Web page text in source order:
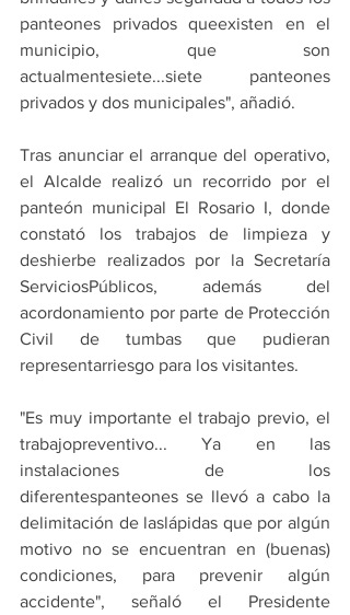
panteones privados queexisten en el
municipio, que son
actualmentesiete...siete panteones
privados y dos municipales", añadió.
Tras anunciar el arranque del operativo,
el Alcalde realizó un recorrido por el
panteón municipal El Rosario I, donde
constató los trabajos de limpieza y
deshierbe realizados por la Secretaría
ServiciosPúblicos, además del
acordonamiento por parte de Protección
Civil de tumbas que pudieran
representarriesgo para los visitantes.
"Es muy importante el trabajo previo, el
trabajopreventivo... Ya en las
instalaciones de los
diferentespanteones se llevó a cabo la
delimitación de laslápidas que por algún
motivo no se encuentran en (buenas)
condiciones, para prevenir algún
accidente", señaló el Presidente